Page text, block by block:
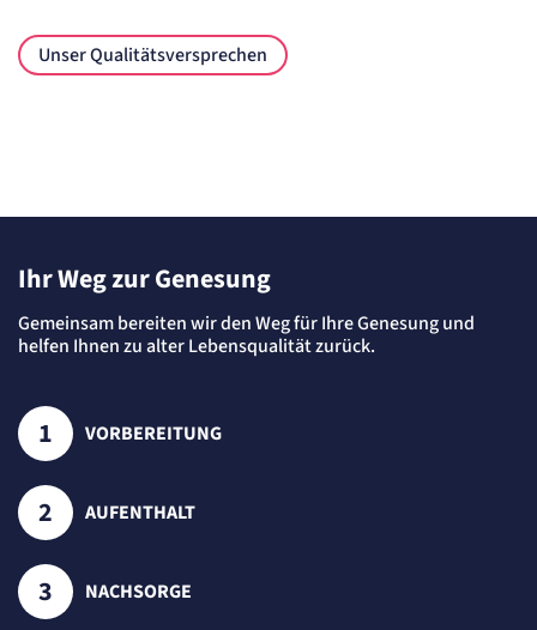
Unser Qualitätsversprechen
Ihr Weg zur Genesung
Gemeinsam bereiten wir den Weg für Ihre Genesung und
helfen Ihnen zu alter Lebensqualität zurück.
VORBEREITUNG
AUFENTHALT
NACHSORGE
Cookie Erkennung
Cookie Laufzeit:
Zweck:
Es erlaubt eTracker Cookies zu setzen.
Cookie Laufzeit:
480 Tage
Name:
isSdEnabled
etracker GmbH
Zweck:
Erkennung, ob bei dem Besucher die Scrolltiefe gemessen wird.
Cookie Laufzeit:
24 Std.